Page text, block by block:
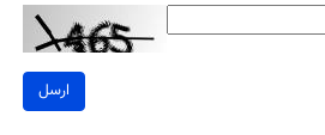
ارسل